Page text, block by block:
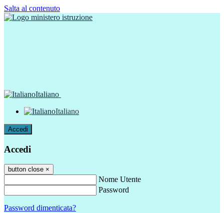
Salta al contenuto
Italiano
Italiano
Accedi
Accedi
button close ×
Nome Utente
Password
Password dimenticata?